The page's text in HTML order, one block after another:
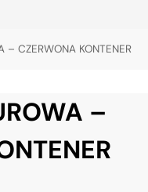
– CZERWONA KONTENER
–